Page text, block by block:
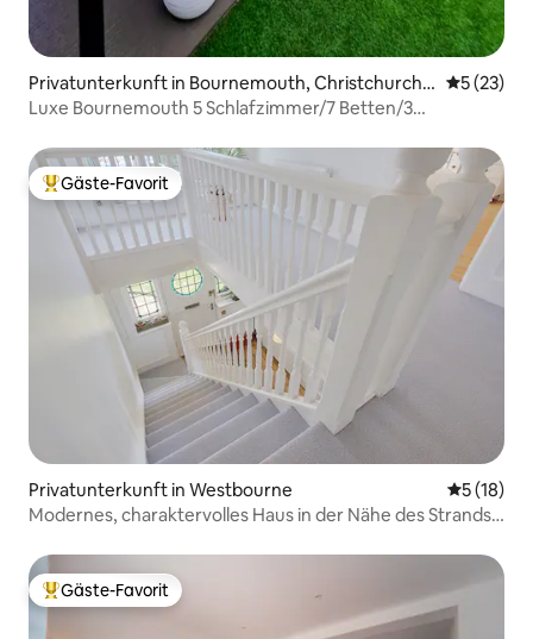
Privatunterkunft in Bournemouth, Christchurch a
nd Poole
5 (23)
Luxe Bournemouth 5 Schlafzimmer/7 Betten/3
Beliebter Gäste-Favorit.
Gäste-Favorit
Privatunterkunft in Westbourne
5 (18)
Modernes, charaktervolles Haus in der Nähe des Strands
Beliebter Gäste-Favorit.
Gäste-Favorit